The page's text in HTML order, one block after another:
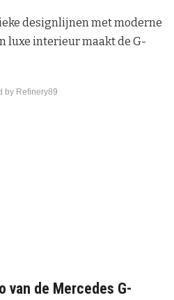
designlijnen met moderne
luxe interieur maakt de G-
by Refinery89
van de Mercedes G-